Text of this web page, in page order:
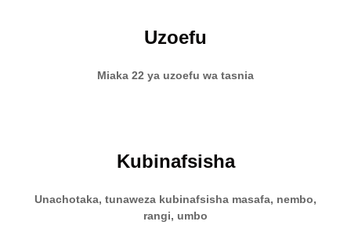
Uzoefu
Miaka 22 ya uzoefu wa tasnia
Kubinafsisha
Unachotaka, tunaweza kubinafsisha masafa, nembo,
rangi, umbo